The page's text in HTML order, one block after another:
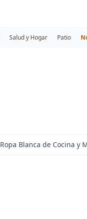
Salud y Hogar Patio
Ropa Blanca de Cocina y